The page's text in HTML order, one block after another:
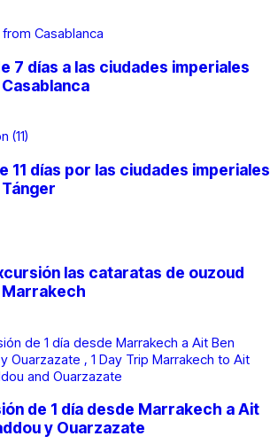
7 días a las ciudades imperiales
11 días por las ciudades imperiales
las cataratas de ouzoud
de 1 día desde Marrakech a Ait
y Ouarzazate